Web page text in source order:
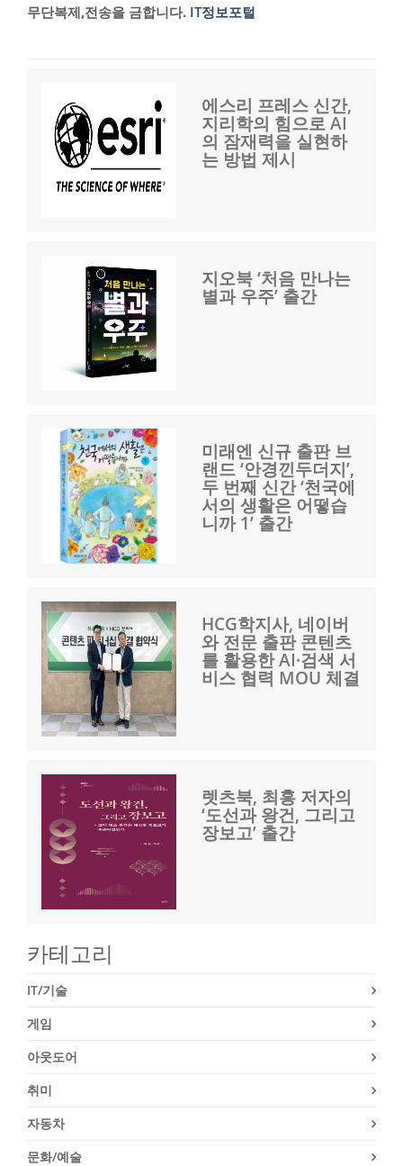
무단복제,전송을 금합니다. IT정보포털
에스리 프레스 신간,
지리학의 힘으로 AI
의 잠재력을 실현하
는 방법 제시
지오북 ‘처음 만나는
별과 우주’ 출간
미래엔 신규 출판 브
랜드 ‘안경낀두더지’,
두 번째 신간 ‘천국에
서의 생활은 어떻습
니까 1’ 출간
HCG학지사, 네이버
와 전문 출판 콘텐츠
를 활용한 AI·검색 서
비스 협력 MOU 체결
렛츠북, 최홍 저자의
‘도선과 왕건, 그리고
장보고’ 출간
카테고리
IT/기술
게임
아웃도어
취미
자동차
문화/예술